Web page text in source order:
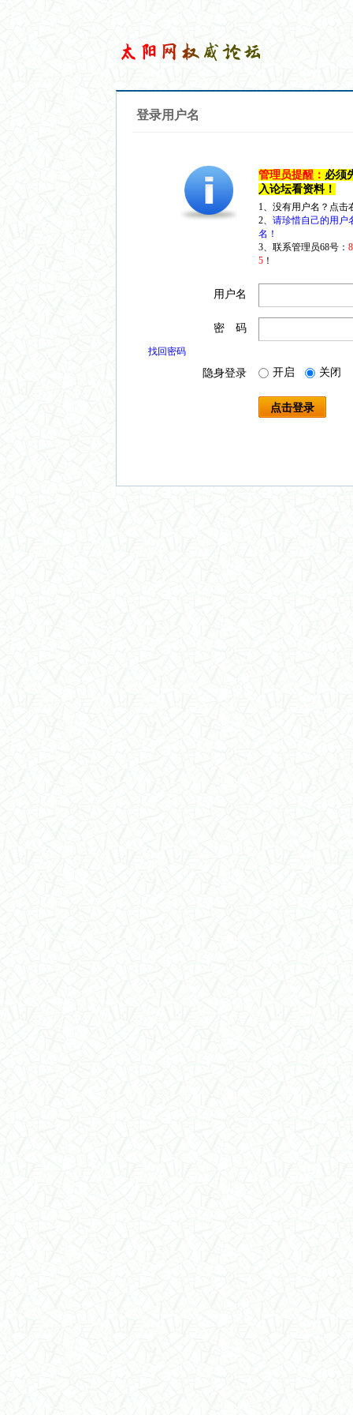
登录用户名
管理员提醒： 必须
入论坛看资料！
1、没有用户名？点
2、 请珍惜自己的用户
名！
3、联系管理员68号：
5 ！
用户名
密 码
找回密码
隐身登录 开启 关闭
点击登录